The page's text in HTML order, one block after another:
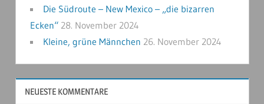
Die Südroute – New Mexico – „die bizarren
Ecken“ 28. November 2024
Kleine, grüne Männchen 26. November 2024
NEUESTE KOMMENTARE